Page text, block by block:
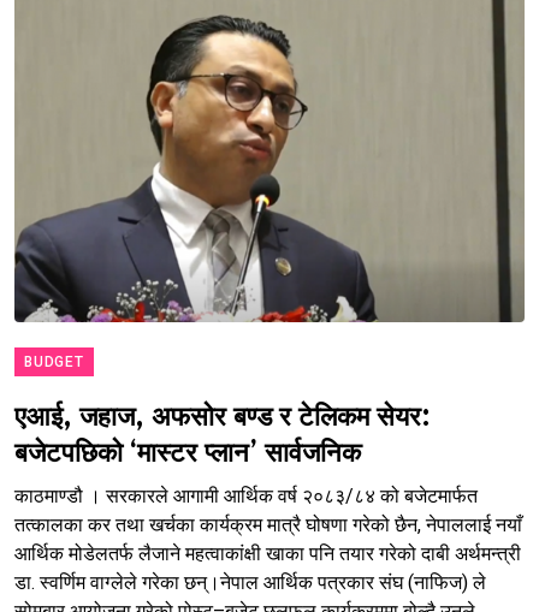
BUDGET
एआई, जहाज, अफसोर बण्ड र टेलिकम सेयर:
बजेटपछिको ‘मास्टर प्लान’ सार्वजनिक
काठमाण्डौ । सरकारले आगामी आर्थिक वर्ष २०८३/८४ को बजेटमार्फत
तत्कालका कर तथा खर्चका कार्यक्रम मात्रै घोषणा गरेको छैन, नेपाललाई नयाँ
आर्थिक मोडेलतर्फ लैजाने महत्वाकांक्षी खाका पनि तयार गरेको दाबी अर्थमन्त्री
डा. स्वर्णिम वाग्लेले गरेका छन्।नेपाल आर्थिक पत्रकार संघ (नाफिज) ले